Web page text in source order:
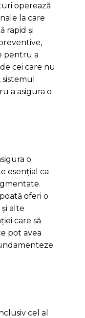
operează
la care
rapid și
pentru a
cei care nu
a asigura o
o
esențial ca
oferi o
alte
care să
pot avea
cel al